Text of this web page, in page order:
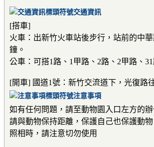
交通資訊
[搭車]
火車：出新竹火車站後步行，站前的中
鐘。
公車：可搭1路、1甲路、2路、2甲路、
[開車] 國道1號：新竹交流道下，光復路
注意事項
如有任何問題，請至動物園入口左方的
請與動物保持距離，保護自己也保護動物
照相時，請注意切勿使用